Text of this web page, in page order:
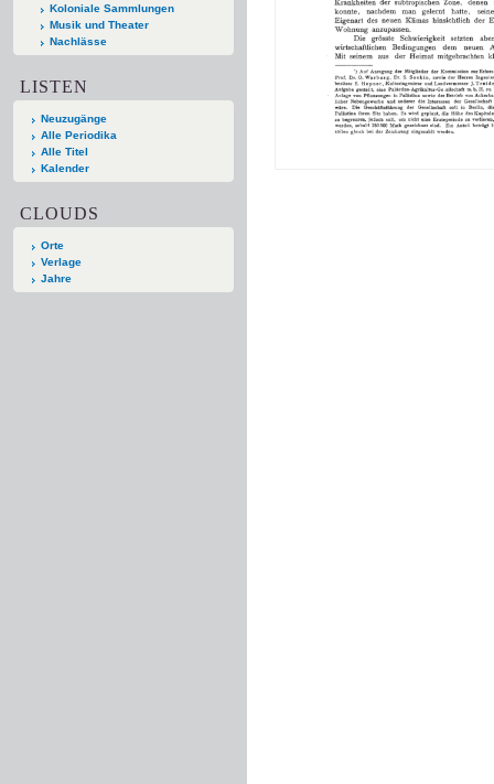
Koloniale Sammlungen
Musik und Theater
Nachlässe
LISTEN
Neuzugänge
Alle Periodika
Alle Titel
Kalender
CLOUDS
Orte
Verlage
Jahre